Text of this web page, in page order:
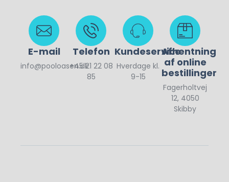
E-mail
info@pooloasen.dk
Telefon
+45 21 22 08
85
Kundeservice
Hverdage kl.
9-15
Afhentning
af online
bestillinger
Fagerholtvej
12, 4050
Skibby